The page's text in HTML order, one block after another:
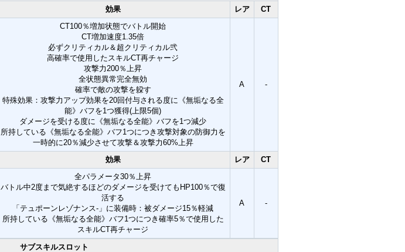
効果 レア CT
CT100％増加状態でバトル開始
CT増加速度1.35倍
必ずクリティカル＆超クリティカル弐
高確率で使用したスキルCT再チャージ
攻撃力200％上昇
全状態異常完全無効
確率で敵の攻撃を躱す
特殊効果：攻撃力アップ効果を20回付与される度に《無垢なる全
能》バフを1つ獲得(上限5個)
ダメージを受ける度に《無垢なる全能》バフを1つ減少
所持している《無垢なる全能》バフ1つにつき攻撃対象の防御力を
一時的に20％減少させて攻撃＆攻撃力60%上昇
A -
効果 レア CT
全パラメータ30％上昇
バトル中2度まで気絶するほどのダメージを受けてもHP100％で復
活する
「テュポーンレゾナンス-」に装備時：被ダメージ15％軽減
所持している《無垢なる全能》バフ1つにつき確率5％で使用した
スキルCT再チャージ
A -
サブスキルスロット